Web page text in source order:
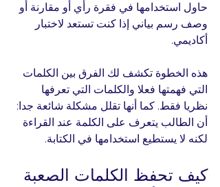
حاول استخدامها في فقرة رأي أو مقارنة أو
وصف رسم بياني إذا كنت تستعد لاختبار
أكاديمي.
هذه الخطوة تكشف لك الفرق بين الكلمات
التي فهمتها فعلا والكلمات التي تعرفها
نظريا فقط. كما أنها تقلل مشكلة شائعة جدا:
أن الطالب يتعرف على الكلمة عند القراءة
لكنه لا يستطيع استخدامها في الكتابة.
كيف تحفظ الكلمات الصعبة